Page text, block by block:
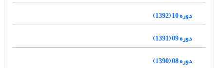
دوره 10 (1392)
دوره 09 (1391)
دوره 08 (1390)